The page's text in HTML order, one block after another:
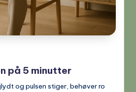
på 5 minutter
og pulsen stiger, behøver ro